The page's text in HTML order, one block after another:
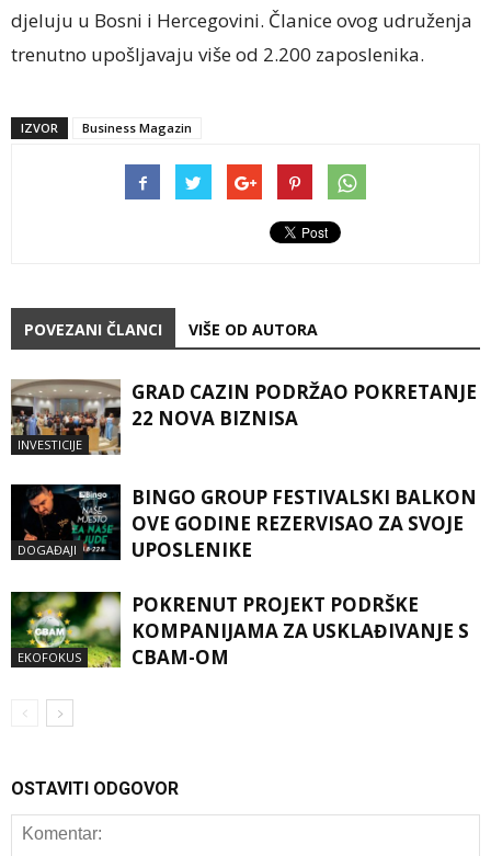
djeluju u Bosni i Hercegovini. Članice ovog udruženja
trenutno upošljavaju više od 2.200 zaposlenika.
IZVOR Business Magazin
POVEZANI ČLANCI VIŠE OD AUTORA
INVESTICIJE
GRAD CAZIN PODRŽAO POKRETANJE
22 NOVA BIZNISA
DOGAĐAJI
BINGO GROUP FESTIVALSKI BALKON
OVE GODINE REZERVISAO ZA SVOJE
UPOSLENIKE
EKOFOKUS
POKRENUT PROJEKT PODRŠKE
KOMPANIJAMA ZA USKLAĐIVANJE S
CBAM-OM
OSTAVITI ODGOVOR